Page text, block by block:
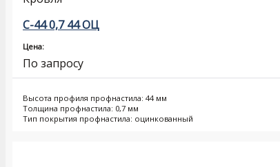
С-44 0,7 44 ОЦ
Цена:
По запросу
Высота профиля профнастила: 44 мм
Толщина профнастила: 0,7 мм
Тип покрытия профнастила: оцинкованный